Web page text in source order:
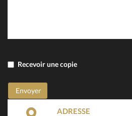
Recevoir une copie
ADRESSE